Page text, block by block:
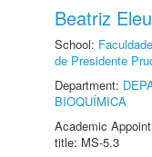
Beatriz
School:
de Presidente
Department:
BIOQUÍMICA
Academic
title: MS-5.3